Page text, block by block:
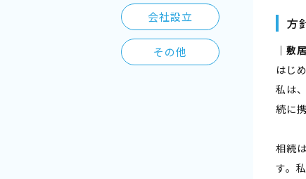
会社設立
その他
方
｜敷
はじ
私は
続に
相続
す。